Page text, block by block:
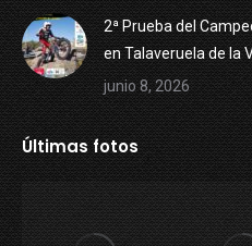
2ª Prueba del
en Talaveruela de la
junio 8, 2026
Últimas fotos